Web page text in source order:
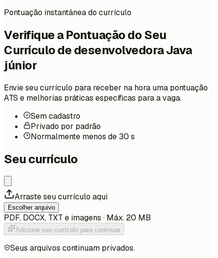
Pontuação instantânea do currículo
Verifique a Pontuação do Seu
Currículo de desenvolvedora Java
júnior
Envie seu currículo para receber na hora uma pontuação
ATS e melhorias práticas específicas para a vaga.
Sem cadastro
Privado por padrão
Normalmente menos de 30 s
Seu currículo
Arraste seu currículo aqui
Escolher arquivo
PDF, DOCX, TXT e imagens · Máx. 20 MB
Adicione seu currículo para continuar
Seus arquivos continuam privados.